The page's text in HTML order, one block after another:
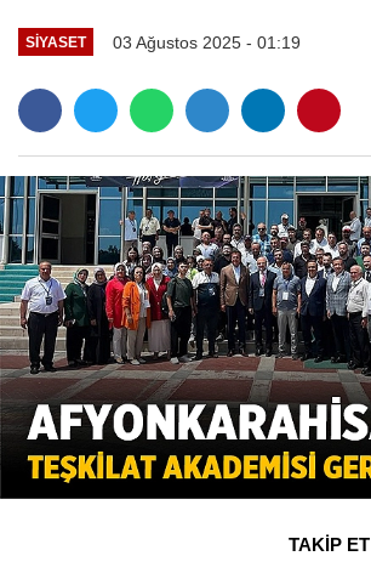
SIYASET 03 Ağustos 2025 - 01:19
TAKİP ET